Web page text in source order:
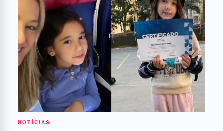
NOTÍCIAS